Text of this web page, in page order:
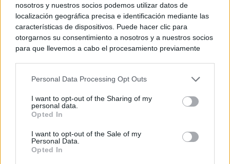
nosotros y nuestros socios podemos utilizar datos de
localización geográfica precisa e identificación mediante las
características de dispositivos. Puede hacer clic para
otorgarnos su consentimiento a nosotros y a nuestros socios
para que llevemos a cabo el procesamiento previamente
negar su consentimiento. Tenga en cuenta que algún
de su consentimiento, pero usted tiene el derecho de
rechazar tal procesamiento. Sus preferencias se aplicarán
cualquier momento entrando de nuevo en este sitio web o
visitando nuestra política de privacidad.
Personal Data Processing Opt Outs
I want to opt-out of the Sharing of my
personal data.
Opted In
I want to opt-out of the Sale of my
Personal Data.
Opted In